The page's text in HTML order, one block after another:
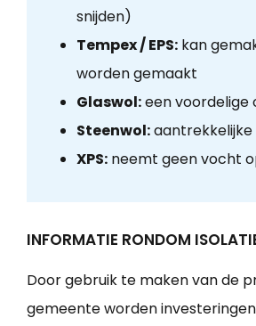
snijden)
Tempex / EPS:kan
worden gemaakt
Glaswol:een voordelige
Steenwol:aantrekkelijke
XPS:neemt geen vocht
INFORMATIE RONDOM
Door gebruik te maken van de
gemeente worden